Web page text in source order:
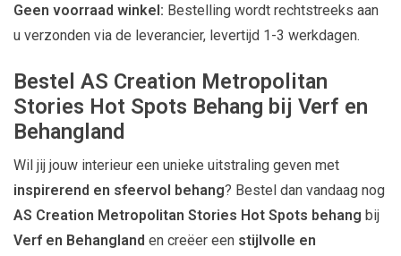
Geen voorraad winkel: Bestelling wordt rechtstreeks aan
u verzonden via de leverancier, levertijd 1-3 werkdagen.
Bestel AS Creation Metropolitan
Stories Hot Spots Behang bij Verf en
Behangland
Wil jij jouw interieur een unieke uitstraling geven met
inspirerend en sfeervol behang? Bestel dan vandaag nog
AS Creation Metropolitan Stories Hot Spots behang bij
Verf en Behangland en creëer een stijlvolle en